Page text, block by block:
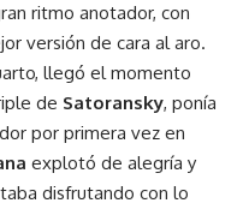
ritmo anotador, con
versión de cara al aro.
llegó el momento
de Satoransky, ponía
por primera vez en
explotó de alegría y
disfrutando con lo